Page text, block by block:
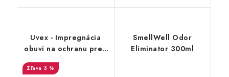
Uvex - Impregnácia
obuvi na ochranu pred
premočením a
škvrnami 100 ml
3 %
SmellWell Odor
Eliminator 300ml